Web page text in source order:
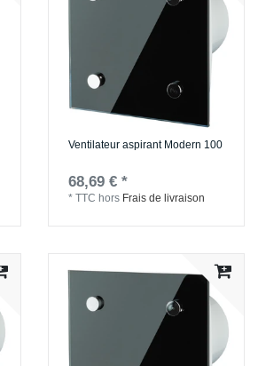
Ventilateur aspirant Modern 100
68,69 € *
*TTC hors Frais de livraison